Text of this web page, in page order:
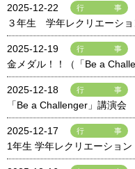
2025-12-22 行事
３年生 学年レクリエーショ
2025-12-19 行事
金メダル！！（「Be a
2025-12-18 行事
「Be a Challenger」講演会
2025-12-17 行事
1年生 学年レクリエーション